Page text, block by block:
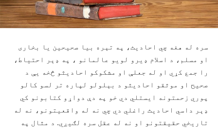
سره له هغه چي احادیث، په تېره بیا صحیحین یا بخاری
او مسلم، د اسلام ډیرو لویو عالمانو ، په ډېر احتیاط،
را جمع کړي او له جعلې او مشکوکو احادیثو څخه یې د
صحیح او موثقو احادیثو د بېلولو لپاره تر لسو کالو
پوري زحمتونه ایستلي دي خو په دې دواړو کتابونو کي
ډېر داسي احادیث راغلي دي چي نه له واقعیتونو، نه له
تاریخي حقیقتونو او نه له عقل سره لګیږي. د مثال په